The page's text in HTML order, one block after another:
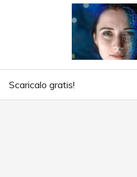
Scaricalo gratis!